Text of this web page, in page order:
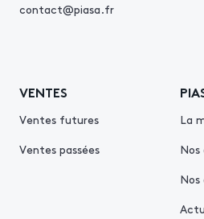
contact@piasa.fr
VENTES
Ventes futures
Ventes passées
La
Nos